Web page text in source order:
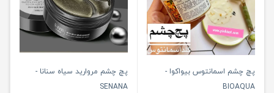
پچ چشم اسمانتوس بیواکوا -
BIOAQUA
پچ چشم مروارید سیاه سنانا -
SENANA